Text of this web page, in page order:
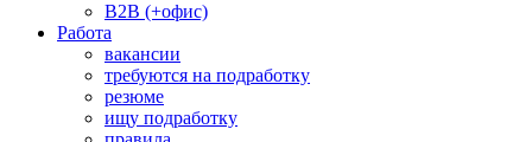
B2B (+офис)
Работа
вакансии
требуются на подработку
резюме
ищу подработку